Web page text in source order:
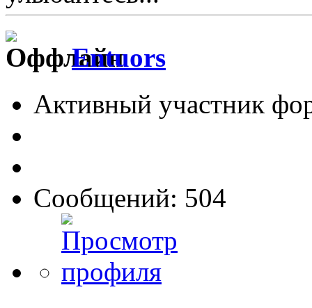
Entuors
Активный участник
Сообщений: 504